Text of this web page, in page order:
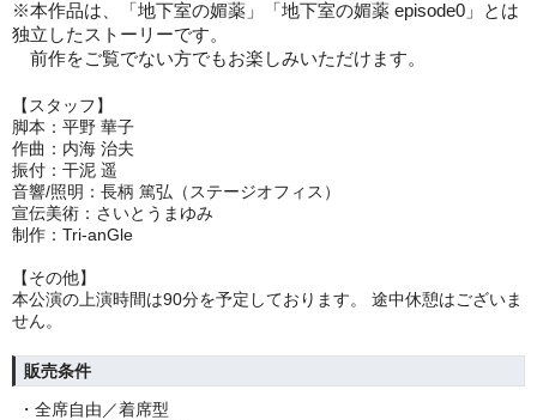
※本作品は、「地下室の媚薬」「地下室の媚薬 episode0」とは
独立したストーリーです。
前作をご覧でない方でもお楽しみいただけます。
【スタッフ】
脚本：平野 華子
作曲：内海 治夫
振付：干泥 遥
音響/照明：長柄 篤弘（ステージオフィス）
宣伝美術：さいとうまゆみ
制作：Tri-anGle
【その他】
本公演の上演時間は90分を予定しております。 途中休憩はございま
せん。
販売条件
・全席自由／着席型